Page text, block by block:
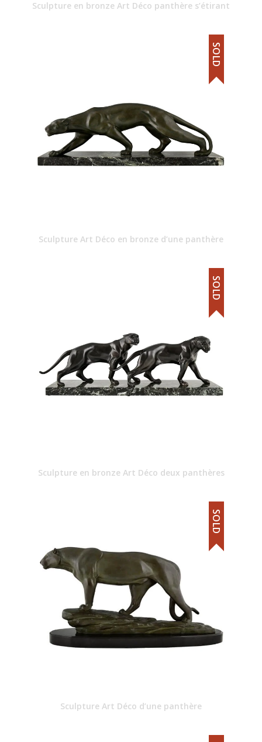
Sculpture en bronze Art Déco panthère s’étirant
Sculpture Art Déco en bronze d’une panthère
SOLD
Sculpture en bronze Art Déco deux panthères
SOLD
Sculpture Art Déco d’une panthère
SOLD